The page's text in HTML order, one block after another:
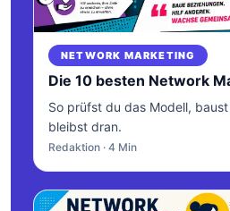
NETWORK MARKETING
Die 10 besten Network
So prüfst du das Modell,
bleibst dran.
Redaktion · 4 Min